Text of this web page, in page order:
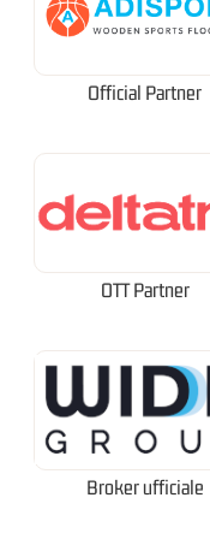
Official Partner
OTT Partner
Broker ufficiale